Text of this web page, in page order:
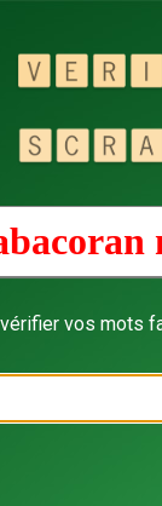
vos mots